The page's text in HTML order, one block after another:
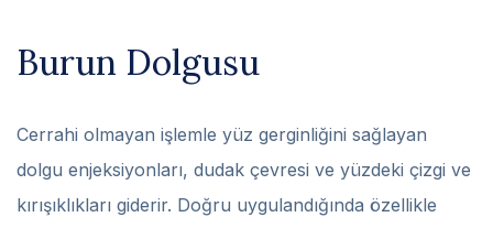
Burun Dolgusu
Cerrahi olmayan işlemle yüz gerginliğini sağlayan
dolgu enjeksiyonları, dudak çevresi ve yüzdeki çizgi ve
kırışıklıkları giderir. Doğru uygulandığında özellikle